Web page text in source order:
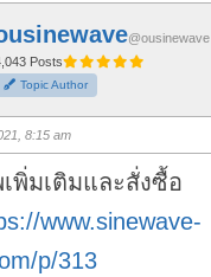
u
@ousinewave
Posts
Topic Author
8:15 am
พิ่มเติมและสั่งซื้อ
www.sinewave-
p/313